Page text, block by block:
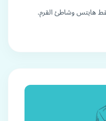
هايتس وشاطئ القرم.